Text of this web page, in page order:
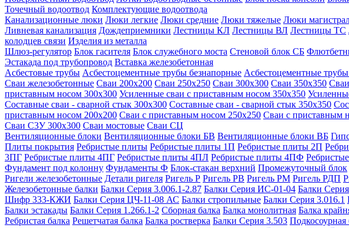
Точечный водоотвод Комплектующие водоотвода
Канализационные люки Люки легкие Люки средние Люки тяжелые Люки
Ливневая канализация Дождеприемники Лестницы КЛ Лестницы ВЛ Лестницы ТС
колодцев связи Изделия из металла
Шлюз-регулятор Блок гасителя Блок служебного моста Стеновой блок СБ
Эстакада под трубопровод Вставка железобетонная
Асбестовые трубы Асбестоцементные трубы безнапорные Асбестоцементные
Сваи железобетонные Сваи 200х200 Сваи 250х250 Сваи 300х300 Сваи 350х350
приставным носом 300х300 Усиленные сваи с приставным носом 350х350
Составные сваи - сварной стык 300х300 Составные сваи - сварной стык 350х350
приставным носом 200х200 Сваи с приставным носом 250х250 Сваи с приставным
Сваи С3У 300х300 Сваи мостовые Сваи СЦ
Вентиляционные блоки Вентиляционные блоки БВ Вентиляционные блоки ВБ
Плиты покрытия Ребристые плиты Ребристые плиты 1П Ребристые плиты 2П
3ПГ Ребристые плиты 4ПГ Ребристые плиты 4ПЛ Ребристые плиты 4ПФ
Фундамент под колонну Фундаменты Ф Блок-стакан верхний Промежуточный блок
Ригели железобетонные Детали ригеля Ригель Р Ригель РВ Ригель РМ Ригель РДП
Железобетонные балки Балки Серия 3.006.1-2.87 Балки Серия ИС-01-04 Балки
Шифр 333-КЖИ Балки Серия ЦЧ-11-08 АС Балки стропильные Балки Серия 3.016.1
Балки эстакады Балки Серия 1.266.1-2 Сборная балка Балка монолитная Балка
Ребристая балка Решетчатая балка Балка ростверка Балки Серия 3.503 Подкосоурная